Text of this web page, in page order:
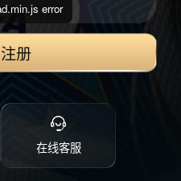
册
在线客服
error